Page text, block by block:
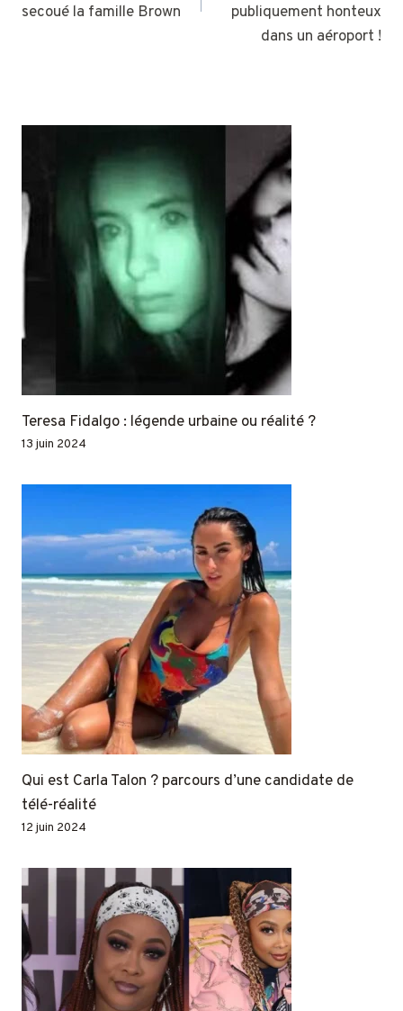
secoué la famille Brown
publiquement honteux
dans un aéroport !
Teresa Fidalgo : légende urbaine ou réalité ?
13 juin 2024
Qui est Carla Talon ? parcours d’une candidate de
télé-réalité
12 juin 2024